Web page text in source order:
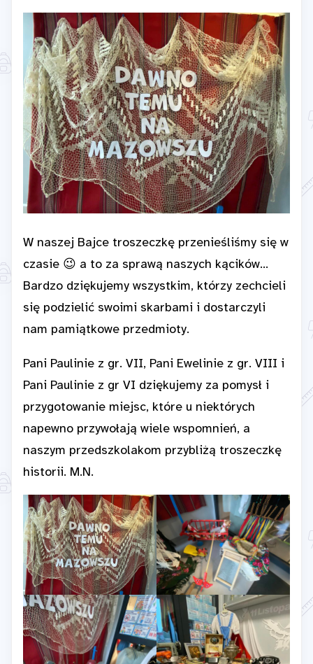
W naszej Bajce troszeczkę przenieśliśmy się w
czasie 😉 a to za sprawą naszych kącików…
Bardzo dziękujemy wszystkim, którzy zechcieli
się podzielić swoimi skarbami i dostarczyli
nam pamiątkowe przedmioty.
Pani Paulinie z gr. VII, Pani Ewelinie z gr. VIII i
Pani Paulinie z gr VI dziękujemy za pomysł i
przygotowanie miejsc, które u niektórych
napewno przywołają wiele wspomnień, a
naszym przedszkolakom przybliżą troszeczkę
historii. M.N.